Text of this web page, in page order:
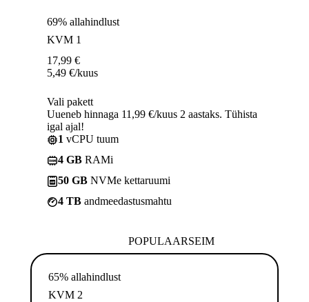
69% allahindlust
KVM 1
17,99 €
5,49 €/kuus
Vali pakett
Uueneb hinnaga 11,99 €/kuus 2 aastaks. Tühista
igal ajal!
1 vCPU tuum
4 GB RAMi
50 GB NVMe kettaruumi
4 TB andmeedastusmahtu
POPULAARSEIM
65% allahindlust
KVM 2